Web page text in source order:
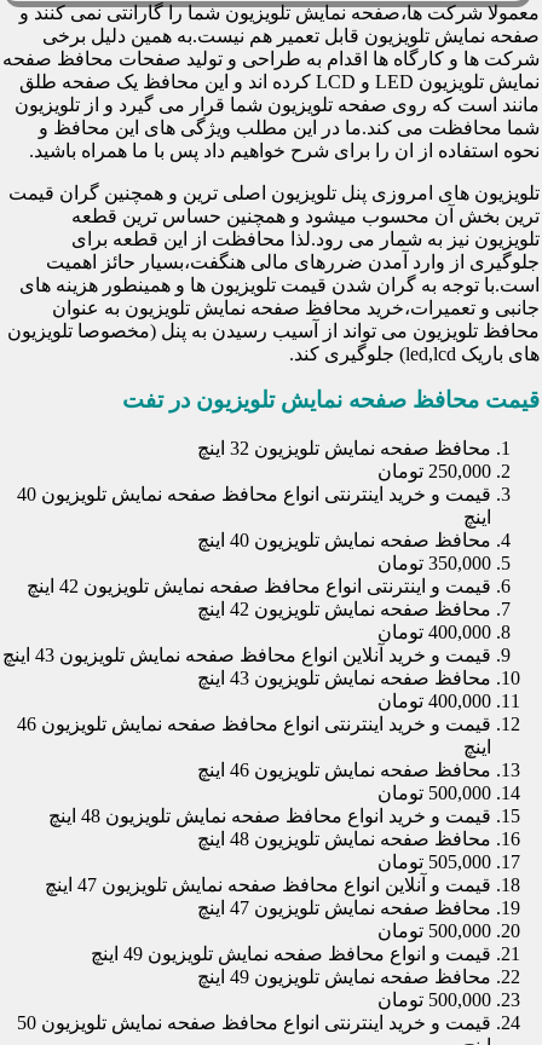
معمولا شرکت ها،صفحه نمایش تلویزیون شما را گارانتی نمی کنند و
صفحه نمایش تلویزیون قابل تعمیر هم نیست.به همین دلیل برخی
شرکت ها و کارگاه ها اقدام به طراحی و تولید صفحات محافظ صفحه
نمایش تلویزیون LED و LCD کرده اند و این محافظ یک صفحه طلق
مانند است که روی صفحه تلویزیون شما قرار می گیرد و از تلویزیون
شما محافظت می کند.ما در این مطلب ویژگی های این محافظ و
نحوه استفاده از ان را برای شرح خواهیم داد پس با ما همراه باشید.
تلویزیون های امروزی پنل تلویزیون اصلی ترین و همچنین گران قیمت
ترین بخش آن محسوب میشود و همچنین حساس ترین قطعه
تلویزیون نیز به شمار می رود.لذا محافظت از این قطعه برای
جلوگیری از وارد آمدن ضررهای مالی هنگفت،بسیار حائز اهمیت
است.با توجه به گران شدن قیمت تلویزیون ها و همینطور هزینه های
جانبی و تعمیرات،خرید محافظ صفحه نمایش تلویزیون به عنوان
محافظ تلویزیون می تواند از آسیب رسیدن به پنل (مخصوصا تلویزیون
های باریک led,lcd) جلوگیری کند.
قیمت محافظ صفحه نمایش تلویزیون در تفت
محافظ صفحه نمایش تلویزیون 32 اینچ
250,000 تومان
قیمت و خرید اینترنتی انواع محافظ صفحه نمایش تلویزیون 40
اینچ
محافظ صفحه نمایش تلویزیون 40 اینچ
350,000 تومان
قیمت و اینترنتی انواع محافظ صفحه نمایش تلویزیون 42 اینچ
محافظ صفحه نمایش تلویزیون 42 اینچ
400,000 تومان
قیمت و خرید آنلاین انواع محافظ صفحه نمایش تلویزیون 43 اینچ
محافظ صفحه نمایش تلویزیون 43 اینچ
400,000 تومان
قیمت و خرید اینترنتی انواع محافظ صفحه نمایش تلویزیون 46
اینچ
محافظ صفحه نمایش تلویزیون 46 اینچ
500,000 تومان
قیمت و خرید انواع محافظ صفحه نمایش تلویزیون 48 اینچ
محافظ صفحه نمایش تلویزیون 48 اینچ
505,000 تومان
قیمت و آنلاین انواع محافظ صفحه نمایش تلویزیون 47 اینچ
محافظ صفحه نمایش تلویزیون 47 اینچ
500,000 تومان
قیمت و انواع محافظ صفحه نمایش تلویزیون 49 اینچ
محافظ صفحه نمایش تلویزیون 49 اینچ
500,000 تومان
قیمت و خرید اینترنتی انواع محافظ صفحه نمایش تلویزیون 50